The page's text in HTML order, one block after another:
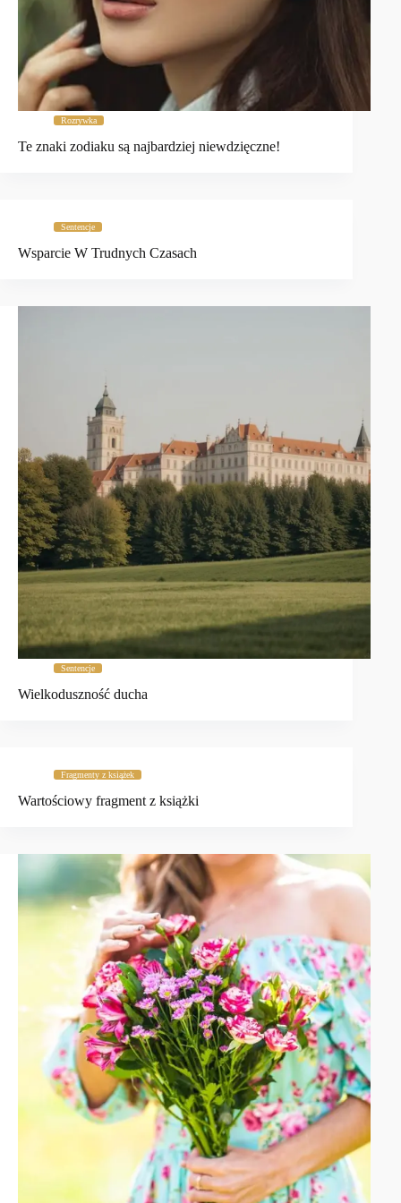
Rozrywka
Te znaki zodiaku są najbardziej niewdzięczne!
Sentencje
Wsparcie W Trudnych Czasach
Sentencje
Wielkoduszność ducha
Fragmenty z książek
Wartościowy fragment z książki